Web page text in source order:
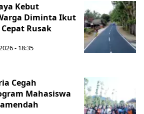
Kebut
Diminta Ikut
Rusak
- 18:35
Cegah
Mahasiswa